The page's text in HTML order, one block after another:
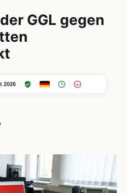
GGL gegen
2026 18+